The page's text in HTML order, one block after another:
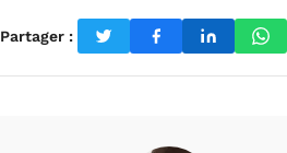
Partager :